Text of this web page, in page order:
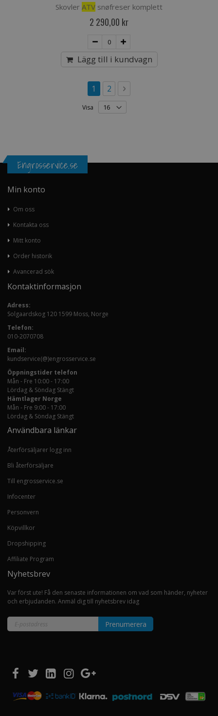
Skovler ATV snøfreser komplett
2 290,00 kr
Lägg till i kundvagn
Sida
You're currently reading page
1 Sida
2 Sida
Nästa
Visa
Engrosservice.se
Min konto
Om oss
Kontakta oss
Mitt konto
Order historik
Avancerad sök
Kontaktinformasjon
Adress:
Solgaardskog 120 1599 Moss, Norge
Telefon:
010-2070708
Email:
kundservice(@)engrosservice.se
Öppningstider telefon
Mån - Fre 10:00 - 17:00
Lördag & Söndag Stängt
Hämtlager Norge
Mån - Fre 9:00 - 17:00
Lördag & Söndag Stängt
Användbara länkar
Återförsäljarer logg inn
Bli återförsäljare
Till engrosservice.se
Infocenter
Personvern
Köpvillkor
Dropshipping
Affiliate Program
Nyhetsbrev
Var först ute! Få den senaste informationen om vad som händer, nyheter
och erbjudanden. Anmäl dig till nyhetsbrev idag
Our
Prenumerera